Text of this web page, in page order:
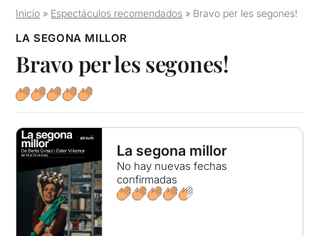
Inicio » Espectáculos recomendados » Bravo per les segones!
LA SEGONA MILLOR
Bravo per les segones!
La segona millor
No hay nuevas fechas
confirmadas